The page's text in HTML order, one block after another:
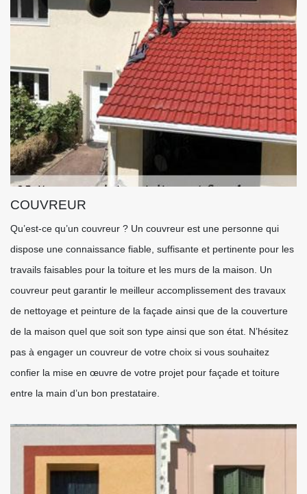
COUVREUR
Qu’est-ce qu’un couvreur ? Un couvreur est une personne qui
dispose une connaissance fiable, suffisante et pertinente pour les
travails faisables pour la toiture et les murs de la maison. Un
couvreur peut garantir le meilleur accomplissement des travaux
de nettoyage et peinture de la façade ainsi que de la couverture
de la maison quel que soit son type ainsi que son état. N’hésitez
pas à engager un couvreur de votre choix si vous souhaitez
confier la mise en œuvre de votre projet pour façade et toiture
entre la main d’un bon prestataire.